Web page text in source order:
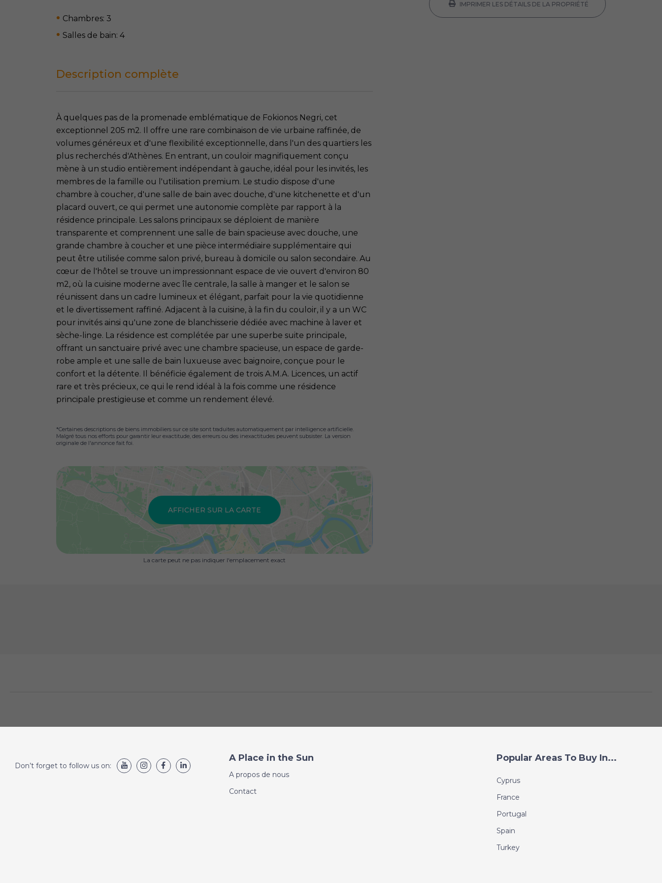
Chambres: 3
Salles de bain: 4
Description complète
À quelques pas de la promenade emblématique de Fokionos Negri, cet
exceptionnel 205 m2. Il offre une rare combinaison de vie urbaine raffinée, de
volumes généreux et d'une flexibilité exceptionnelle, dans l'un des quartiers les
plus recherchés d'Athènes. En entrant, un couloir magnifiquement conçu
mène à un studio entièrement indépendant à gauche, idéal pour les invités, les
membres de la famille ou l'utilisation premium. Le studio dispose d'une
chambre à coucher, d'une salle de bain avec douche, d'une kitchenette et d'un
placard ouvert, ce qui permet une autonomie complète par rapport à la
résidence principale. Les salons principaux se déploient de manière
transparente et comprennent une salle de bain spacieuse avec douche, une
grande chambre à coucher et une pièce intermédiaire supplémentaire qui
peut être utilisée comme salon privé, bureau à domicile ou salon secondaire. Au
cœur de l'hôtel se trouve un impressionnant espace de vie ouvert d'environ 80
m2, où la cuisine moderne avec île centrale, la salle à manger et le salon se
réunissent dans un cadre lumineux et élégant, parfait pour la vie quotidienne
et le divertissement raffiné. Adjacent à la cuisine, à la fin du couloir, il y a un WC
pour invités ainsi qu'une zone de blanchisserie dédiée avec machine à laver et
sèche-linge. La résidence est complétée par une superbe suite principale,
offrant un sanctuaire privé avec une chambre spacieuse, un espace de garde-
robe ample et une salle de bain luxueuse avec baignoire, conçue pour le
confort et la détente. Il bénéficie également de trois A.M.A. Licences, un actif
rare et très précieux, ce qui le rend idéal à la fois comme une résidence
principale prestigieuse et comme un rendement élevé.
*Certaines descriptions de biens immobiliers sur ce site sont traduites automatiquement par intelligence artificielle.
Malgré tous nos efforts pour garantir leur exactitude, des erreurs ou des inexactitudes peuvent subsister. La version
originale de l'annonce fait foi.
AFFICHER SUR LA CARTE
La carte peut ne pas indiquer l'emplacement exact
IMPRIMER LES DÉTAILS DE LA PROPRIÉTÉ
Don’t forget to follow us on:
A Place in the Sun
A propos de nous
Contact
Popular Areas To Buy In...
Cyprus
France
Portugal
Spain
Turkey